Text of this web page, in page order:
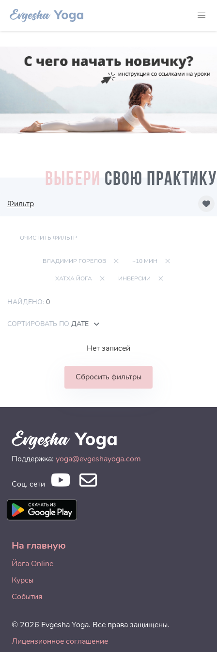
ВЫБЕРИ СВОЮ ПРАКТИКУ
Фильтр
ОЧИСТИТЬ ФИЛЬТР
ВЛАДИМИР ГОРЕЛОВ ~10 МИН
ХАТХА ЙОГА ИНВЕРСИИ
НАЙДЕНО: 0
СОРТИРОВАТЬ ПО ДАТЕ
Нет записей
Сбросить фильтры
Поддержка: yoga@evgeshayoga.com
Соц. сети
На главную
Йога Online
Курсы
События
© 2026 Evgesha Yoga. Все права защищены.
Лицензионное соглашение